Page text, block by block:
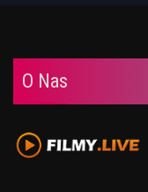
O Nas